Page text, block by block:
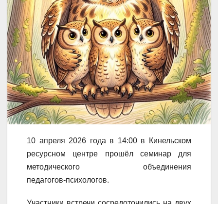
10 апреля 2026 года в 14:00 в Кинельском
ресурсном центре прошёл семинар для
методического объединения
педагогов‑психологов.